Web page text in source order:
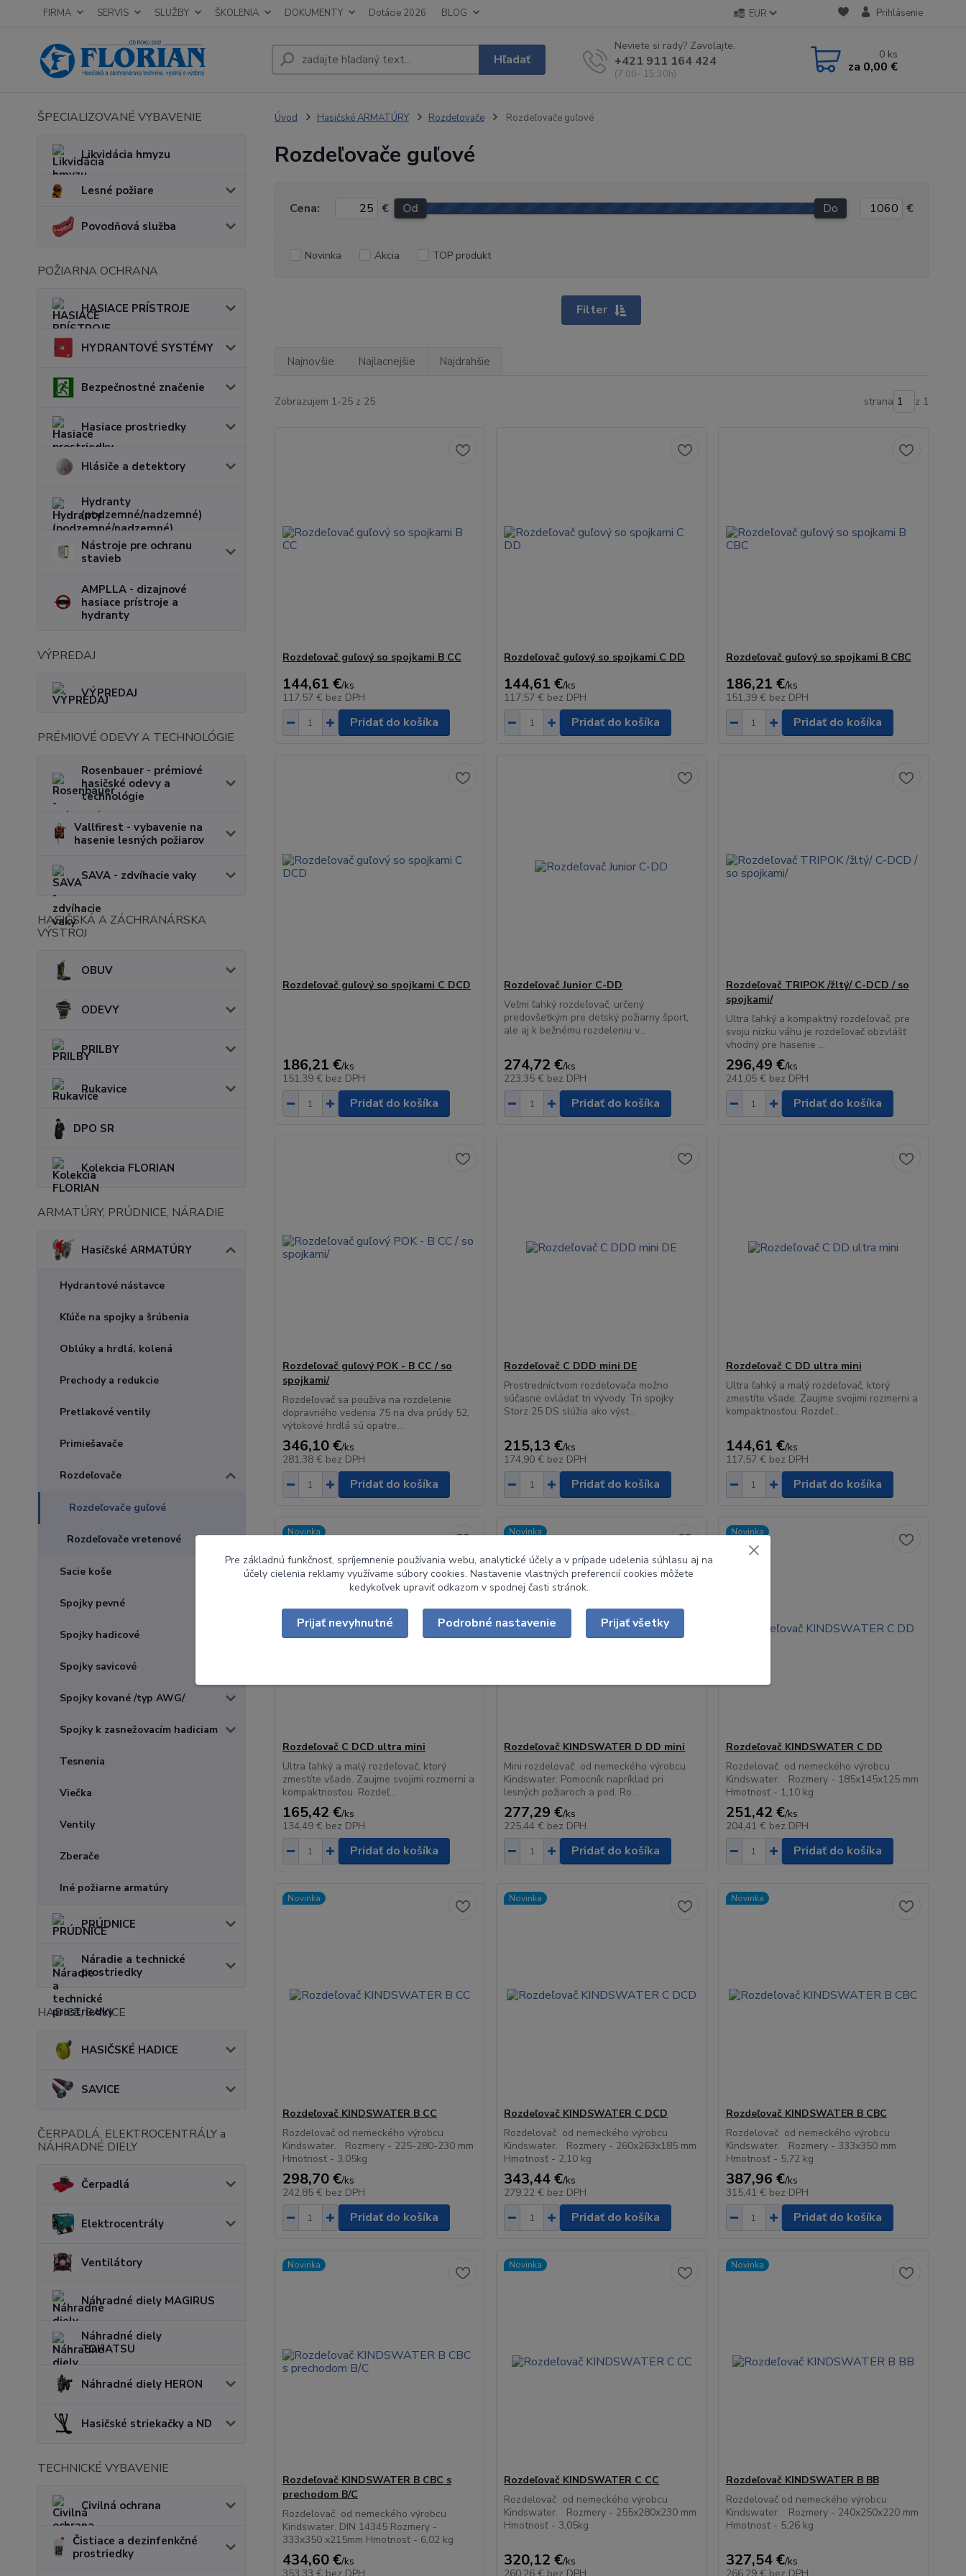
FIRMA SERVIS SLUŽBY ŠKOLENIA DOKUMENTY Dotácie 2026 BLOG EUR Prihlásenie
Hľadať
Neviete si rady? Zavolajte.
+421 911 164 424
(7:00- 15:30h)
0 ks
za 0,00 €
ŠPECIALIZOVANÉ VYBAVENIE
Likvidácia hmyzu
Lesné požiare
Povodňová služba
POŽIARNA OCHRANA
HASIACE PRÍSTROJE
HYDRANTOVÉ SYSTÉMY
Bezpečnostné značenie
Hasiace prostriedky
Hlásiče a detektory
Hydranty
(podzemné/nadzemné)
Nástroje pre ochranu
stavieb
AMPLLA - dizajnové
hasiace prístroje a
hydranty
VÝPREDAJ
VÝPREDAJ
PRÉMIOVÉ ODEVY A TECHNOLÓGIE
Rosenbauer - prémiové
hasičské odevy a
technológie
Vallfirest - vybavenie na
hasenie lesných požiarov
SAVA - zdvíhacie vaky
HASIČSKÁ A ZÁCHRANÁRSKA
VÝSTROJ
OBUV
ODEVY
PRILBY
Rukavice
DPO SR
Kolekcia FLORIAN
ARMATÚRY, PRÚDNICE, NÁRADIE
Hasičské ARMATÚRY
Hydrantové nástavce
Kľúče na spojky a šrúbenia
Oblúky a hrdlá, kolená
Prechody a redukcie
Pretlakové ventily
Primiešavače
Rozdeľovače
Rozdeľovače guľové
Rozdeľovače vretenové
Sacie koše
Spojky pevné
Spojky hadicové
Spojky savicové
Spojky kované /typ AWG/
Spojky k zasnežovacím hadiciam
Tesnenia
Viečka
Ventily
Zberače
Iné požiarne armatúry
PRÚDNICE
Náradie a technické
prostriedky
HADICE, SAVICE
HASIČSKÉ HADICE
SAVICE
ČERPADLÁ, ELEKTROCENTRÁLY a
NÁHRADNÉ DIELY
Čerpadlá
Elektrocentrály
Ventilátory
Náhradné diely MAGIRUS
Náhradné diely
TOHATSU
Náhradné diely HERON
Hasičské striekačky a ND
TECHNICKÉ VYBAVENIE
Civilná ochrana
Čistiace a dezinfenkčné
prostriedky
Úvod Hasičské ARMATÚRY Rozdeľovače Rozdeľovače guľové
Rozdeľovače guľové
Filter
Cena: € Od Do €
Novinka Akcia TOP produkt
Najnovšie Najlacnejšie Najdrahšie
Zobrazujem 1-25 z 25 strana z 1
Rozdeľovač guľový so spojkami B CC
144,61 €/ks
117,57 € bez DPH
Pridať do košíka
Rozdeľovač guľový so spojkami C DD
144,61 €/ks
117,57 € bez DPH
Pridať do košíka
Rozdeľovač guľový so spojkami B CBC
186,21 €/ks
151,39 € bez DPH
Pridať do košíka
Rozdeľovač guľový so spojkami C DCD
186,21 €/ks
151,39 € bez DPH
Pridať do košíka
Rozdeľovač Junior C-DD
Veľmi ľahký rozdeľovač, určený
predovšetkým pre detský požiarny šport,
ale aj k bežnému rozdeleniu v...
274,72 €/ks
223,35 € bez DPH
Pridať do košíka
Rozdeľovač TRIPOK /žltý/ C-DCD / so
spojkami/
Ultra ľahký a kompaktný rozdeľovač, pre
svoju nízku váhu je rozdeľovač obzvlášť
vhodný pre hasenie ...
296,49 €/ks
241,05 € bez DPH
Pridať do košíka
Rozdeľovač guľový POK - B CC / so
spojkami/
Rozdeľovač sa používa na rozdelenie
dopravného vedenia 75 na dva prúdy 52,
výtokové hrdlá sú opatre...
346,10 €/ks
281,38 € bez DPH
Pridať do košíka
Rozdeľovač C DDD mini DE
Prostredníctvom rozdeľovača možno
súčasne ovládať tri vývody. Tri spojky
Storz 25 DS slúžia ako výst...
215,13 €/ks
174,90 € bez DPH
Pridať do košíka
Rozdeľovač C DD ultra mini
Ultra ľahký a malý rozdeľovač, ktorý
zmestíte všade. Zaujme svojimi rozmerni a
kompaktnosťou. Rozdeľ...
144,61 €/ks
117,57 € bez DPH
Pridať do košíka
Novinka
Rozdeľovač C DCD ultra mini
Ultra ľahký a malý rozdeľovač, ktorý
zmestíte všade. Zaujme svojimi rozmerni a
kompaktnosťou. Rozdeľ...
165,42 €/ks
134,49 € bez DPH
Pridať do košíka
Novinka
Rozdeľovač KINDSWATER D DD mini
Mini rozdelovač od nemeckého výrobcu
Kindswater. Pomocník napríklad pri
lesných požiaroch a pod. Ro...
277,29 €/ks
225,44 € bez DPH
Pridať do košíka
Novinka
Rozdeľovač KINDSWATER C DD
Rozdelovač od nemeckého výrobcu
Kindswater. Rozmery - 185x145x125 mm
Hmotnosť - 1,10 kg
251,42 €/ks
204,41 € bez DPH
Pridať do košíka
Novinka
Rozdeľovač KINDSWATER B CC
Rozdelovač od nemeckého výrobcu
Kindswater. Rozmery - 225-280-230 mm
Hmotnosť - 3,05kg
298,70 €/ks
242,85 € bez DPH
Pridať do košíka
Novinka
Rozdeľovač KINDSWATER C DCD
Rozdelovač od nemeckého výrobcu
Kindswater. Rozmery - 260x263x185 mm
Hmotnosť - 2,10 kg
343,44 €/ks
279,22 € bez DPH
Pridať do košíka
Novinka
Rozdeľovač KINDSWATER B CBC
Rozdelovač od nemeckého výrobcu
Kindswater. Rozmery - 333x350 mm
Hmotnosť - 5,72 kg
387,96 €/ks
315,41 € bez DPH
Pridať do košíka
Novinka
Rozdeľovač KINDSWATER B CBC s
prechodom B/C
Rozdelovač od nemeckého výrobcu
Kindswater. DIN 14345 Rozmery -
333x350 x215mm Hmotnosť - 6,02 kg
434,60 €/ks
Novinka
Rozdeľovač KINDSWATER C CC
Rozdelovač od nemeckého výrobcu
Kindswater. Rozmery - 255x280x230 mm
Hmotnosť - 3,05kg
320,12 €/ks
Novinka
Rozdeľovač KINDSWATER B BB
Rozdelovač od nemeckého výrobcu
Kindswater. Rozmery - 240x250x220 mm
Hmotnosť - 5,26 kg
327,54 €/ks
Pre základnú funkčnosť, spríjemnenie používania webu, analytické účely a v prípade udelenia súhlasu aj na
účely cielenia reklamy využívame súbory cookies. Nastavenie vlastných preferencií cookies môžete
kedykoľvek upraviť odkazom v spodnej časti stránok.
Prijať nevyhnutné Podrobné nastavenie Prijať všetky